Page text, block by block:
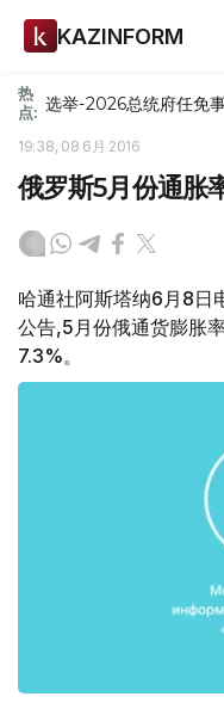
KAZINFORM
热
点: 选举-2026总统府任免
19:38, 08 6月 2016
俄罗斯5月份通胀
哈通社阿斯塔纳6月8日
公告,5月份俄通货膨胀
7.3%。